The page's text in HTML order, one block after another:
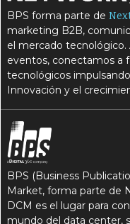
BPS forma parte de
marketing B2B,
el mercado tecnológico.
eventos, conectamos a
tecnológicos
Innovación y el
BPS (Business
Market, forma parte de
DCM es el lugar para
mundo del data center,